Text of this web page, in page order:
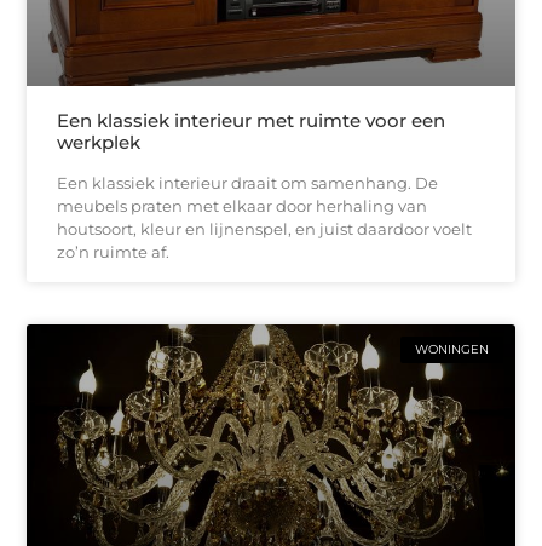
Een klassiek interieur met ruimte voor een
werkplek
Een klassiek interieur draait om samenhang. De
meubels praten met elkaar door herhaling van
houtsoort, kleur en lijnenspel, en juist daardoor voelt
zo’n ruimte af.
WONINGEN